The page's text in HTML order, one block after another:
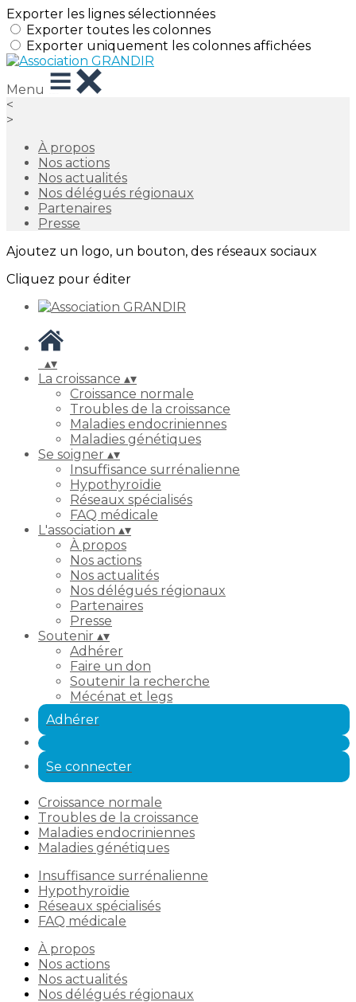
Exporter les lignes sélectionnées
Exporter toutes les colonnes
Exporter uniquement les colonnes affichées
Menu
<
>
À propos
Nos actions
Nos actualités
Nos délégués régionaux
Partenaires
Presse
Ajoutez un logo, un bouton, des réseaux sociaux
Cliquez pour éditer
▴▾
La croissance ▴▾
Croissance normale
Troubles de la croissance
Maladies endocriniennes
Maladies génétiques
Se soigner ▴▾
Insuffisance surrénalienne
Hypothyroïdie
Réseaux spécialisés
FAQ médicale
L'association ▴▾
À propos
Nos actions
Nos actualités
Nos délégués régionaux
Partenaires
Presse
Soutenir ▴▾
Adhérer
Faire un don
Soutenir la recherche
Mécénat et legs
Adhérer
Se connecter
Croissance normale
Troubles de la croissance
Maladies endocriniennes
Maladies génétiques
Insuffisance surrénalienne
Hypothyroïdie
Réseaux spécialisés
FAQ médicale
À propos
Nos actions
Nos actualités
Nos délégués régionaux